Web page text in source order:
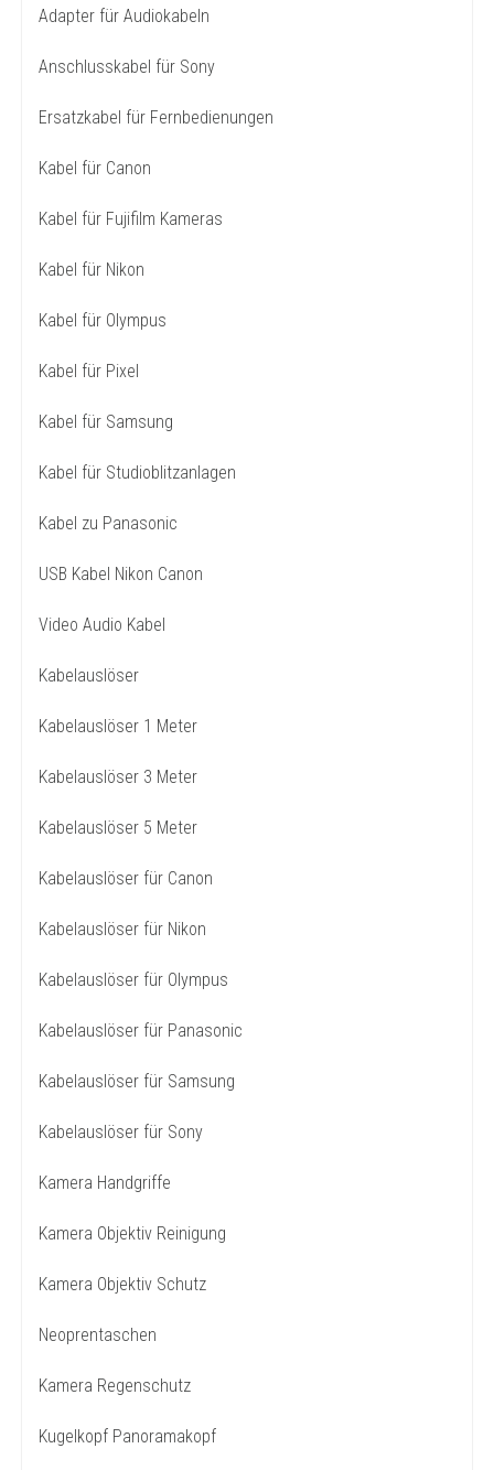
Adapter für Audiokabeln
Anschlusskabel für Sony
Ersatzkabel für Fernbedienungen
Kabel für Canon
Kabel für Fujifilm Kameras
Kabel für Nikon
Kabel für Olympus
Kabel für Pixel
Kabel für Samsung
Kabel für Studioblitzanlagen
Kabel zu Panasonic
USB Kabel Nikon Canon
Video Audio Kabel
Kabelauslöser
Kabelauslöser 1 Meter
Kabelauslöser 3 Meter
Kabelauslöser 5 Meter
Kabelauslöser für Canon
Kabelauslöser für Nikon
Kabelauslöser für Olympus
Kabelauslöser für Panasonic
Kabelauslöser für Samsung
Kabelauslöser für Sony
Kamera Handgriffe
Kamera Objektiv Reinigung
Kamera Objektiv Schutz
Neoprentaschen
Kamera Regenschutz
Kugelkopf Panoramakopf